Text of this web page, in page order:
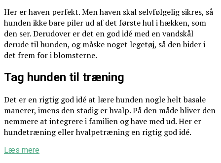
Her er haven perfekt. Men haven skal selvfølgelig sikres, så
hunden ikke bare piler ud af det første hul i hækken, som
den ser. Derudover er det en god idé med en vandskål
derude til hunden, og måske noget legetøj, så den bider i
det frem for i blomsterne.
Tag hunden til træning
Det er en rigtig god idé at lære hunden nogle helt basale
manerer, imens den stadig er hvalp. På den måde bliver den
nemmere at integrere i familien og have med ud. Her er
hundetræning eller hvalpetræning en rigtig god idé.
Læs mere